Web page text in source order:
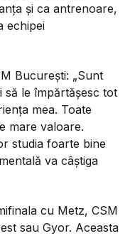
și ca antrenoare,
echipei
București: „Sunt
să le împărtășesc tot
mea. Toate
mare valoare.
studia foarte bine
va câștiga
cu Metz, CSM
sau Gyor. Aceasta